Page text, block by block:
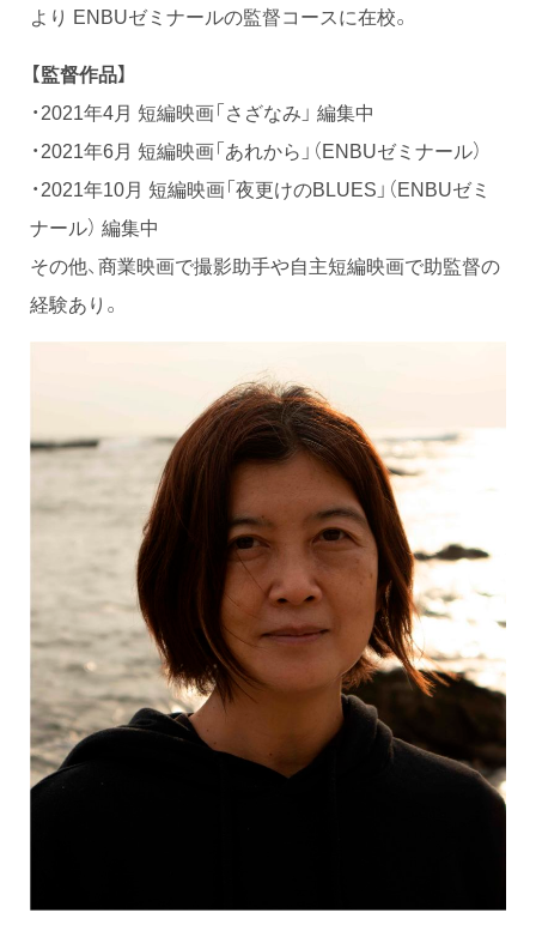
より ENBUゼミナールの監督コースに在校。
【監督作品】
・2021年4月 短編映画「さざなみ」 編集中
・2021年6月 短編映画「あれから」（ENBUゼミナール）
・2021年10月 短編映画「夜更けのBLUES」（ENBUゼミ
ナール） 編集中
その他、商業映画で撮影助手や自主短編映画で助監督の
経験あり。